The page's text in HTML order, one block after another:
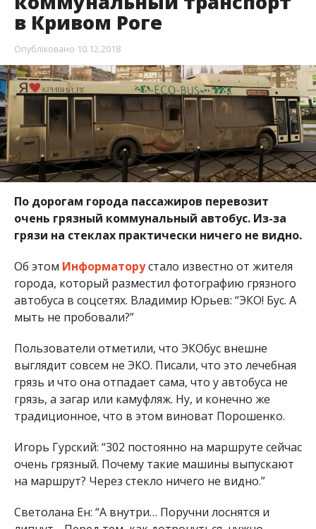
в Кривом Роге
Опубліковано 10.12.2018
По дорогам города пассажиров перевозит
очень грязный коммунальный автобус. Из-за
грязи на стеклах практически ничего не видно.
Об этом Информаторустало известно от жителя
города, который разместил фотографию грязного
автобуса в соцсетях. Владимир Юрьев: “ЭКО! Бус. А
мыть не пробовали?”
Пользователи отметили, что ЭКОбус внешне
выглядит совсем не ЭКО. Писали, что это лечебная
грязь и что она отпадает сама, что у автобуса не
грязь, а загар или камуфляж. Ну, и конечно же
традиционное, что в этом виноват Порошенко.
Игорь Гурский: “302 постоянно на маршруте сейчас
очень грязный. Почему такие машины выпускают
на маршрут? Через стекло ничего не видно.”
Светолана Ен: “А внутри… Поручни лоснятся и